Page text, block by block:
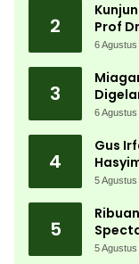
2
Prof
6
3
6
4
Gus
5
5
5